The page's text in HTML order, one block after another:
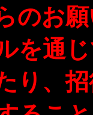
のお
を通
り、